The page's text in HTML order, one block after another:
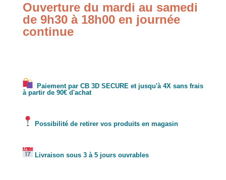
Ouverture du mardi au samedi
de 9h30 à 18h00 en journée
continue
Paiement par CB 3D SECURE et jusqu'à 4X sans frais
à partir de 90€ d'achat
Possibilité de retirer vos produits en magasin
Livraison sous 3 à 5 jours ouvrables